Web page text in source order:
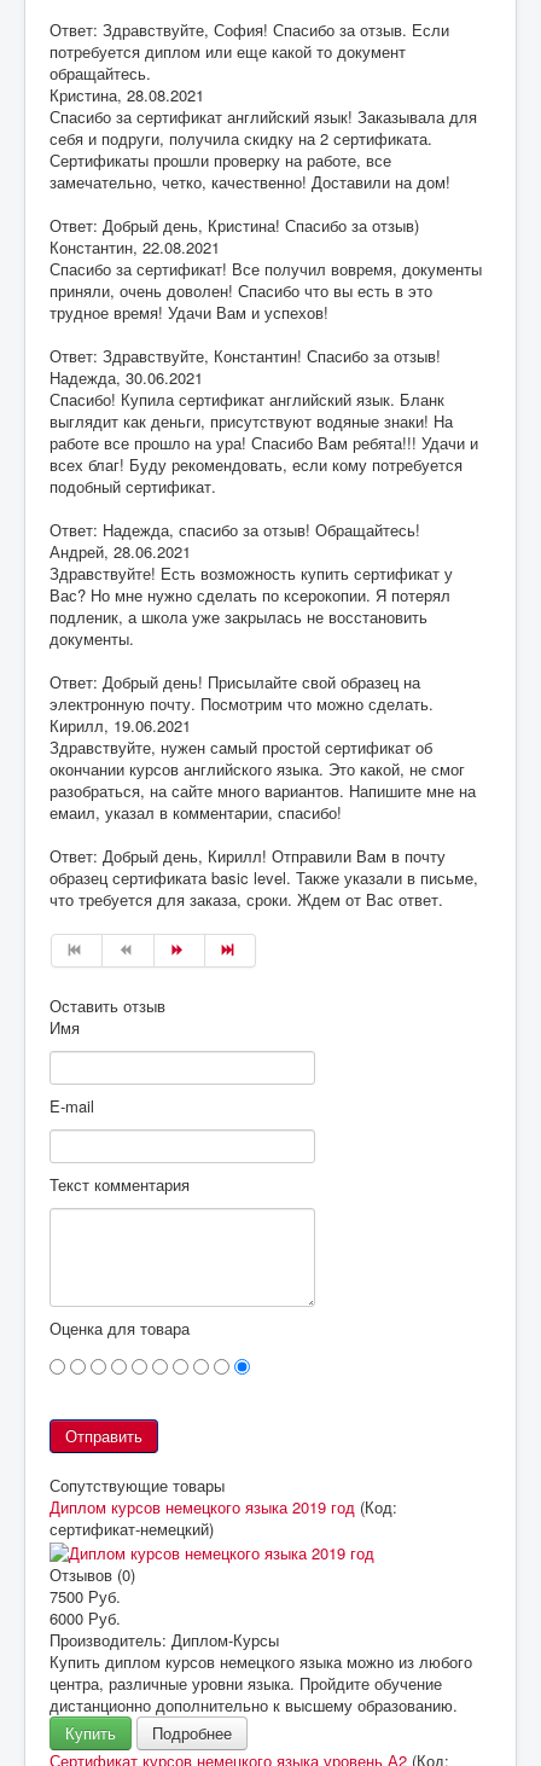
Ответ: Здравствуйте, София! Спасибо за отзыв. Если
потребуется диплом или еще какой то документ
обращайтесь.
Кристина, 28.08.2021
Спасибо за сертификат английский язык! Заказывала для
себя и подруги, получила скидку на 2 сертификата.
Сертификаты прошли проверку на работе, все
замечательно, четко, качественно! Доставили на дом!
Ответ: Добрый день, Кристина! Спасибо за отзыв)
Константин, 22.08.2021
Спасибо за сертификат! Все получил вовремя, документы
приняли, очень доволен! Спасибо что вы есть в это
трудное время! Удачи Вам и успехов!
Ответ: Здравствуйте, Константин! Спасибо за отзыв!
Надежда, 30.06.2021
Спасибо! Купила сертификат английский язык. Бланк
выглядит как деньги, присутствуют водяные знаки! На
работе все прошло на ура! Спасибо Вам ребята!!! Удачи и
всех благ! Буду рекомендовать, если кому потребуется
подобный сертификат.
Ответ: Надежда, спасибо за отзыв! Обращайтесь!
Андрей, 28.06.2021
Здравствуйте! Есть возможность купить сертификат у
Вас? Но мне нужно сделать по ксерокопии. Я потерял
подленик, а школа уже закрылась не восстановить
документы.
Ответ: Добрый день! Присылайте свой образец на
электронную почту. Посмотрим что можно сделать.
Кирилл, 19.06.2021
Здравствуйте, нужен самый простой сертификат об
окончании курсов английского языка. Это какой, не смог
разобраться, на сайте много вариантов. Напишите мне на
емаил, указал в комментарии, спасибо!
Ответ: Добрый день, Кирилл! Отправили Вам в почту
образец сертификата basic level. Также указали в письме,
что требуется для заказа, сроки. Ждем от Вас ответ.
Оставить отзыв
Имя
E-mail
Текст комментария
Оценка для товара
Сопутствующие товары
Диплом курсов немецкого языка 2019 год (Код:
сертификат-немецкий)
Отзывов (0)
7500 Руб.
6000 Руб.
Производитель: Диплом-Курсы
Купить диплом курсов немецкого языка можно из любого
центра, различные уровни языка. Пройдите обучение
дистанционно дополнительно к высшему образованию.
Купить
Подробнее
Сертификат курсов немецкого языка уровень А2 (Код: